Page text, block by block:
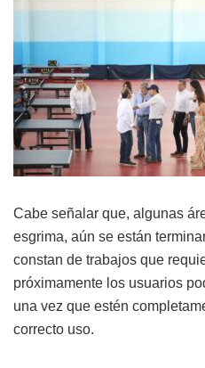
Cabe señalar que, algunas
esgrima, aún se están
constan de trabajos que
próximamente los usuarios
una vez que estén
correcto uso.